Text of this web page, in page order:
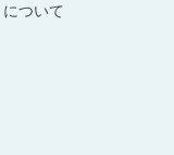
ついて